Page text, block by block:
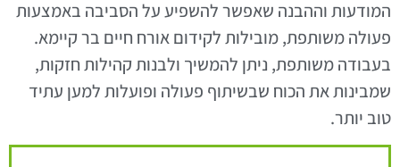
המודעות וההבנה שאפשר להשפיע על הסביבה באמצעות
פעולה משותפת, מובילות לקידום אורח חיים בר קיימא.
בעבודה משותפת, ניתן להמשיך ולבנות קהילות חזקות,
שמבינות את הכוח שבשיתוף פעולה ופועלות למען עתיד
טוב יותר.